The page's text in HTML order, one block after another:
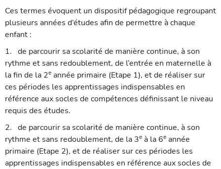
Ces termes évoquent un dispositif pédagogique regroupant
plusieurs années d’études afin de permettre à chaque
enfant :
1. de parcourir sa scolarité de manière continue, à son
rythme et sans redoublement, de l’entrée en maternelle à
la fin de la 2e année primaire (Etape 1), et de réaliser sur
ces périodes les apprentissages indispensables en
référence aux socles de compétences définissant le niveau
requis des études.
2. de parcourir sa scolarité de manière continue, à son
rythme et sans redoublement, de la 3e à la 6e année
primaire (Etape 2), et de réaliser sur ces périodes les
apprentissages indispensables en référence aux socles de